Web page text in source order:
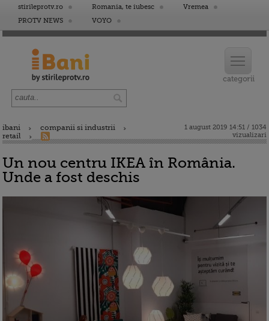
stirileprotv.ro Romania, te iubesc
Vremea
PROTV NEWS
VOYO
ibani
companii si industrii
retail
1 august 2019 14:51 / 1034
vizualizari
Un nou centru IKEA în România.
Unde a fost deschis